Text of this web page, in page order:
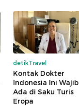
detikTravel
Kontak Dokter
Indonesia Ini Wajib
Ada di Saku Turis
Eropa